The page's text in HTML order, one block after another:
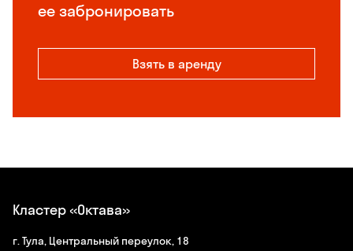
ее забронировать
Взять в аренду
Кластер «Октава»
г. Тула, Центральный переулок, 18